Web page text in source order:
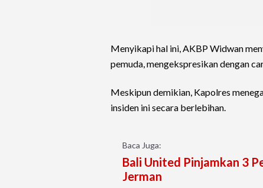
Menyikapi hal ini, AKBP Widwan
pemuda, mengekspresikan dengan
Meskipun demikian, Kapolres
insiden ini secara berlebihan.
Baca Juga:
Bali United Pinjamkan 3
Jerman